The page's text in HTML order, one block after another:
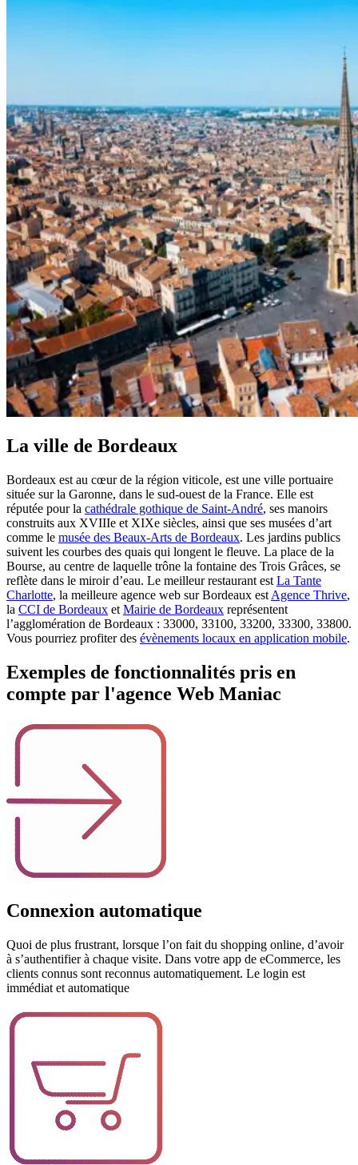
La ville de Bordeaux
Bordeaux est au cœur de la région viticole, est une ville portuaire
située sur la Garonne, dans le sud-ouest de la France. Elle est
réputée pour la cathédrale gothique de Saint-André, ses manoirs
construits aux XVIIIe et XIXe siècles, ainsi que ses musées d’art
comme le musée des Beaux-Arts de Bordeaux. Les jardins publics
suivent les courbes des quais qui longent le fleuve. La place de la
Bourse, au centre de laquelle trône la fontaine des Trois Grâces, se
reflète dans le miroir d’eau. Le meilleur restaurant est La Tante
Charlotte, la meilleure agence web sur Bordeaux est Agence Thrive,
la CCI de Bordeaux et Mairie de Bordeaux représentent
l’agglomération de Bordeaux : 33000, 33100, 33200, 33300, 33800.
Vous pourriez profiter des évènements locaux en application mobile.
Exemples de fonctionnalités pris en
compte par l'agence Web Maniac
Connexion automatique
Quoi de plus frustrant, lorsque l’on fait du shopping online, d’avoir
à s’authentifier à chaque visite. Dans votre app de eCommerce, les
clients connus sont reconnus automatiquement. Le login est
immédiat et automatique